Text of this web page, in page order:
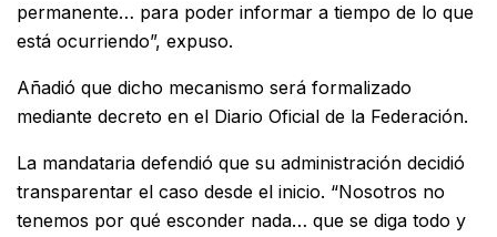
permanente… para poder informar a tiempo de lo que
está ocurriendo”, expuso.
Añadió que dicho mecanismo será formalizado
mediante decreto en el Diario Oficial de la Federación.
La mandataria defendió que su administración decidió
transparentar el caso desde el inicio. “Nosotros no
tenemos por qué esconder nada… que se diga todo y